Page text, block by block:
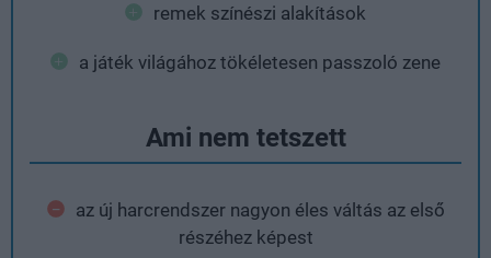
remek színészi alakítások
a játék világához tökéletesen passzoló zene
Ami nem tetszett
az új harcrendszer nagyon éles váltás az első
részéhez képest